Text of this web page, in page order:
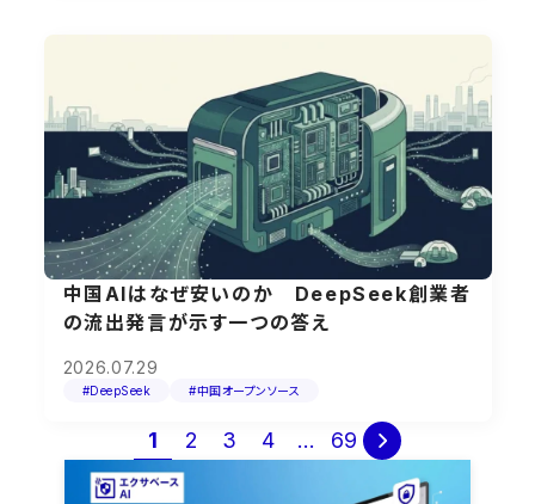
中国AIはなぜ安いのか DeepSeek創業者
の流出発言が示す一つの答え
2026.07.29
#DeepSeek #中国オープンソース
1 2 3 4 … 69 